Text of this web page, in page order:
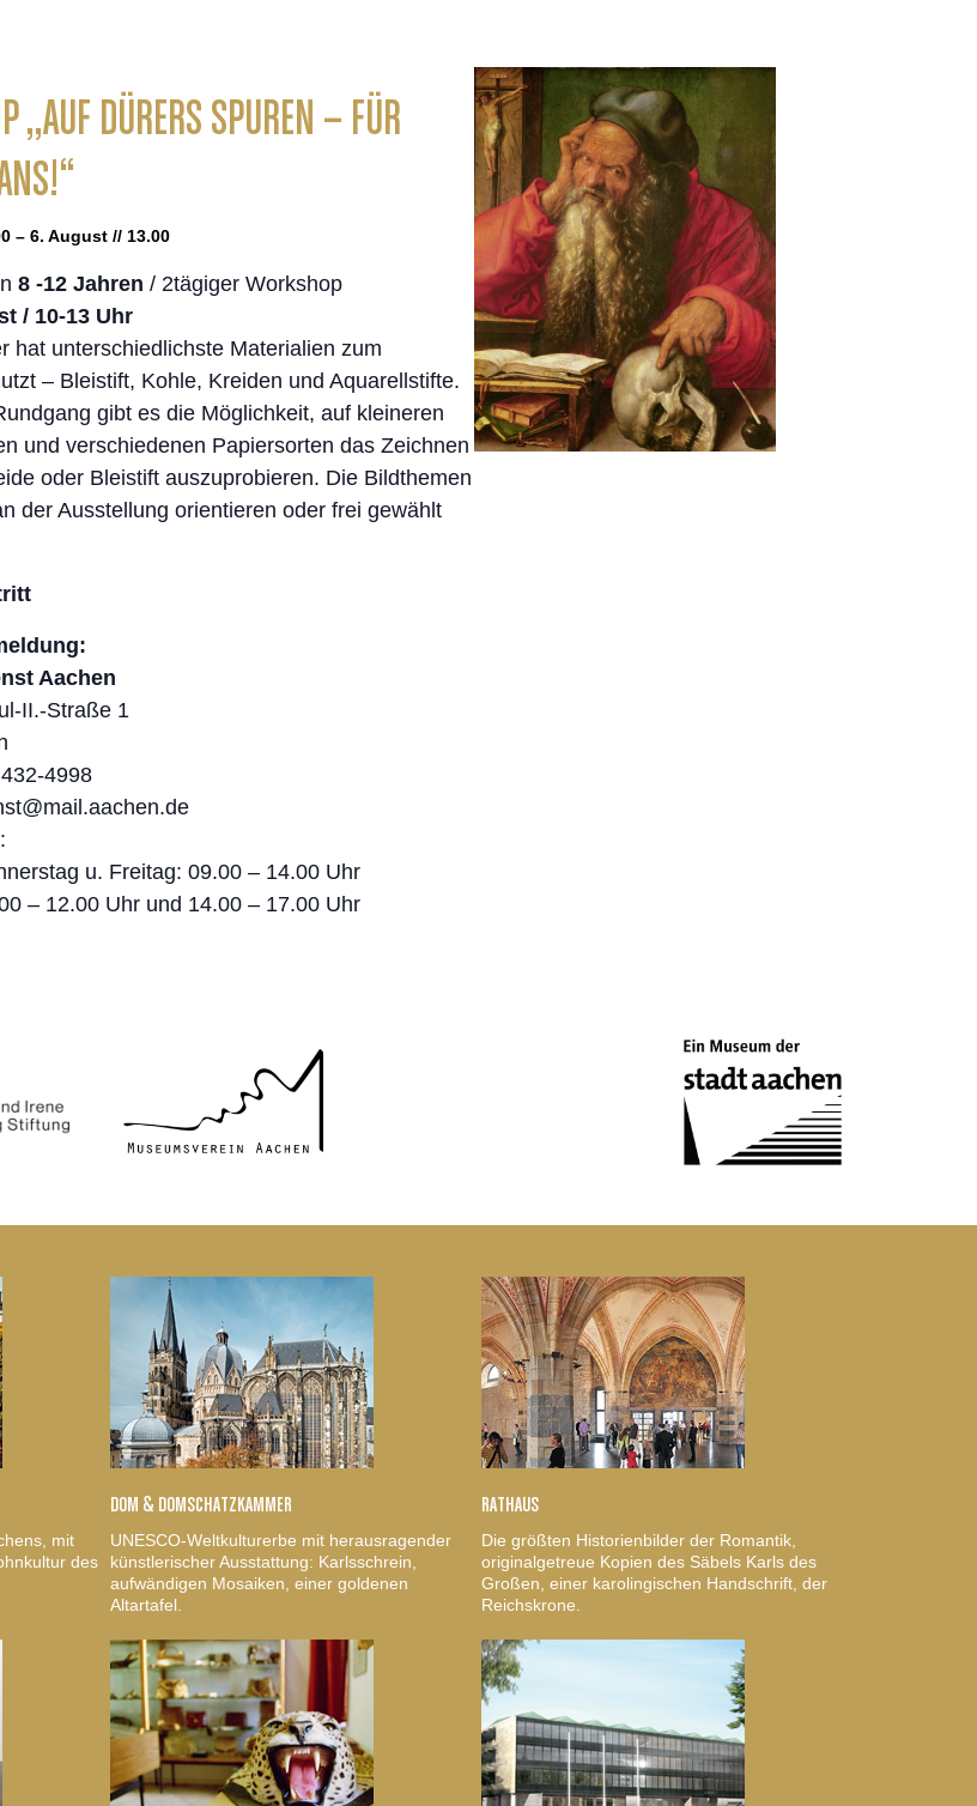
„AUF DÜRERS SPUREN – FÜR
– 6. August // 13.00
8 -12 Jahren / 2tägiger Workshop
/ 10-13 Uhr
hat unterschiedlichste Materialien zum
– Bleistift, Kohle, Kreiden und Aquarellstifte.
gibt es die Möglichkeit, auf kleineren
und verschiedenen Papiersorten das Zeichnen
oder Bleistift auszuprobieren. Die Bildthemen
der Ausstellung orientieren oder frei gewählt
Aachen
II.-Straße 1
4998
u. Freitag: 09.00 – 14.00 Uhr
– 12.00 Uhr und 14.00 – 17.00 Uhr
mit
des
DOM & DOMSCHATZKAMMER
UNESCO-Weltkulturerbe mit herausragender
künstlerischer Ausstattung: Karlsschrein,
aufwändigen Mosaiken, einer goldenen
Altartafel.
RATHAUS
Die größten Historienbilder der Romantik,
originalgetreue Kopien des Säbels Karls des
Großen, einer karolingischen Handschrift, der
Reichskrone.